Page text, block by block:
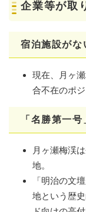
企業等が取
宿泊施設がな
現在、月ヶ
合不在のポ
「名勝第一
月ヶ瀬梅渓
地。
「明治の文
地という歴